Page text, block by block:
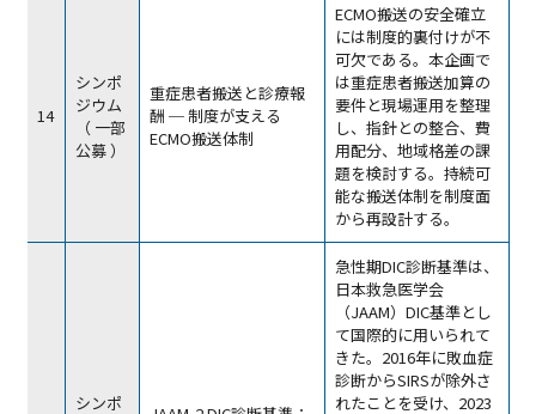
14
シンポ
ジウム
（ 一部
公募 ）
重症患者搬送と診療報
酬 ─ 制度が支える
ECMO搬送体制
ECMO搬送の安全確立
には制度的裏付けが不
可欠である。本企画で
は重症患者搬送加算の
要件と現場運用を整理
し、指針との整合、費
用配分、地域格差の課
題を検討する。持続可
能な搬送体制を制度面
から再設計する。
シンポ
急性期DIC診断基準は、
日本救急医学会
（JAAM）DIC基準とし
て国際的に用いられて
きた。2016年に敗血症
診断からSIRSが除外さ
れたことを受け、2023